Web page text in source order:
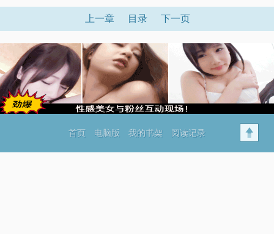
上一章 目录 下一页
首页 电脑版 我的书架 阅读记录